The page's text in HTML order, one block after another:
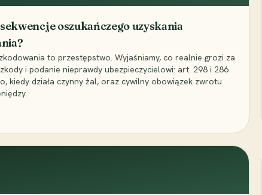
oszukańczego uzyskania
to przestępstwo. Wyjaśniamy, co realnie grozi za
i podanie nieprawdy ubezpieczycielowi: art. 298 i 286
kiedy działa czynny żal, oraz cywilny obowiązek zwrotu